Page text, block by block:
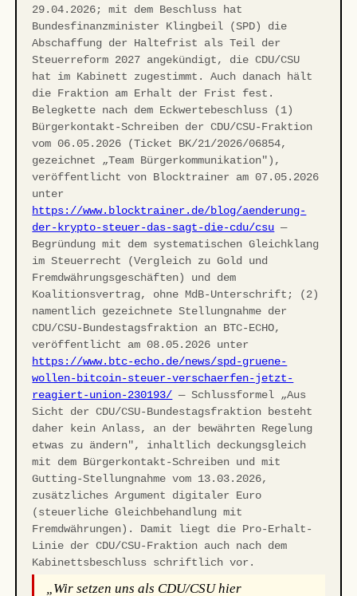
29.04.2026; mit dem Beschluss hat
Bundesfinanzminister Klingbeil (SPD) die
Abschaffung der Haltefrist als Teil der
Steuerreform 2027 angekündigt, die CDU/CSU
hat im Kabinett zugestimmt. Auch danach hält
die Fraktion am Erhalt der Frist fest.
Belegkette nach dem Eckwertebeschluss (1)
Bürgerkontakt-Schreiben der CDU/CSU-Fraktion
vom 06.05.2026 (Ticket BK/21/2026/06854,
gezeichnet „Team Bürgerkommunikation"),
veröffentlicht von Blocktrainer am 07.05.2026
unter
https://www.blocktrainer.de/blog/aenderung-
der-krypto-steuer-das-sagt-die-cdu/csu —
Begründung mit dem systematischen Gleichklang
im Steuerrecht (Vergleich zu Gold und
Fremdwährungsgeschäften) und dem
Koalitionsvertrag, ohne MdB-Unterschrift; (2)
namentlich gezeichnete Stellungnahme der
CDU/CSU-Bundestagsfraktion an BTC-ECHO,
veröffentlicht am 08.05.2026 unter
https://www.btc-echo.de/news/spd-gruene-
wollen-bitcoin-steuer-verschaerfen-jetzt-
reagiert-union-230193/ — Schlussformel „Aus
Sicht der CDU/CSU-Bundestagsfraktion besteht
daher kein Anlass, an der bewährten Regelung
etwas zu ändern", inhaltlich deckungsgleich
mit dem Bürgerkontakt-Schreiben und mit
Gutting-Stellungnahme vom 13.03.2026,
zusätzliches Argument digitaler Euro
(steuerliche Gleichbehandlung mit
Fremdwährungen). Damit liegt die Pro-Erhalt-
Linie der CDU/CSU-Fraktion auch nach dem
Kabinettsbeschluss schriftlich vor.
„Wir setzen uns als CDU/CSU hier